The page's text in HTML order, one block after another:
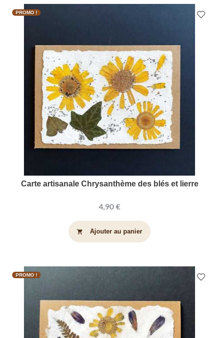
PROMO !
Carte artisanale Chrysanthème des blés et lierre
4,90 €
shopping_cart Ajouter au panier
PROMO !